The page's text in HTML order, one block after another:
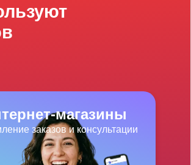
магазины
заказов и консультации